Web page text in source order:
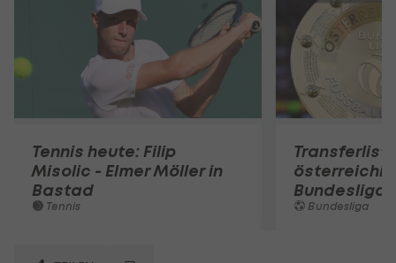
Tennis heute: Filip
Misolic - Elmer Möller in
Bastad
Tennis
Bundesliga
Bundesliga